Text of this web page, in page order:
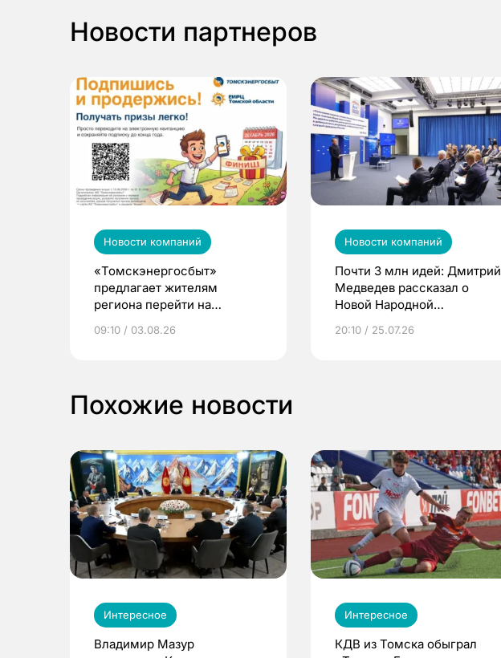
Новости партнеров
Новости компаний
«Томскэнергосбыт»
предлагает жителям
региона перейти на
выиграть призы
09:10 / 03.08.26
Новости компаний
Почти 3 млн идей: Дмитрий
Медведев рассказал о
Новой Народной
20:10 / 25.07.26
Похожие новости
Интересное
Владимир Мазур
Интересное
КДВ из Томска обыграл